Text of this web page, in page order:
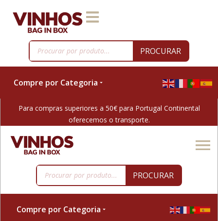
PROCURAR
Compre por Categoria
Para compras superiores a 50€ para Portugal Continental
oferecemos o transporte.
PROCURAR
Compre por Categoria